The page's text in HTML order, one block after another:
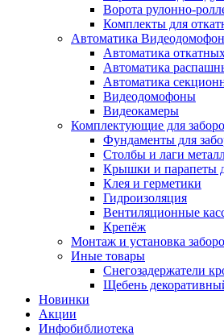
Ворота рулонно-
Комплекты для
Автоматика
Автоматика
Автоматика
Автоматика
Видеодомофоны
Видеокамеры
Комплектующие для
Фундаменты для
Столбы и лаги
Крышки и парапеты
Клея и герметики
Гидроизоляция
Вентиляционные
Крепёж
Монтаж и установка
Иные товары
Снегозадержатели
Щебень
Новинки
Акции
Инфобиблиотека